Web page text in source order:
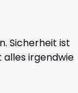
Sicherheit ist
alles irgendwie